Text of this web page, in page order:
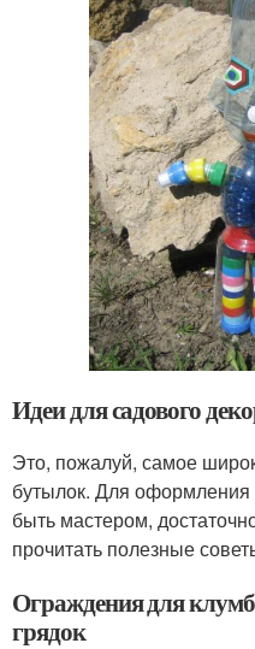
Идеи для садового
Это, пожалуй, самое
бутылок. Для оформления
быть мастером,
прочитать полезные
Ограждения для
грядок